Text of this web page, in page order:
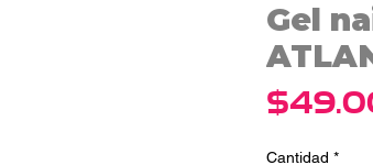
Gel
Cantidad *